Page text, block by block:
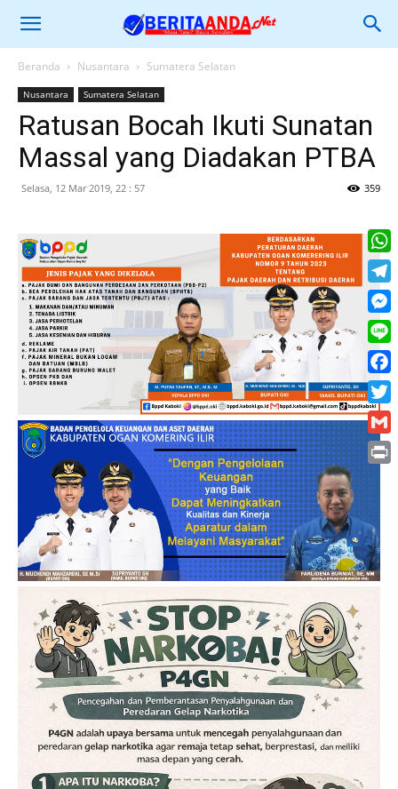
Beranda Nusantara Sumatera Selatan
Nusantara Sumatera Selatan
Ratusan Bocah Ikuti Sunatan
Massal yang Diadakan PTBA
Selasa, 12 Mar 2019, 22 : 57 359
Line
Print